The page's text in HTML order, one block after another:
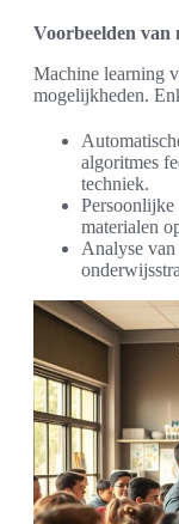
Voorbeelden
Machine learning
mogelijkheden.
algoritmes
techniek.
Persoonlijke
materialen
Analyse van